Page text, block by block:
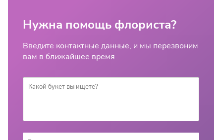
Нужна помощь флориста?
Введите контактные данные, и мы перезвоним
вам в ближайшее время